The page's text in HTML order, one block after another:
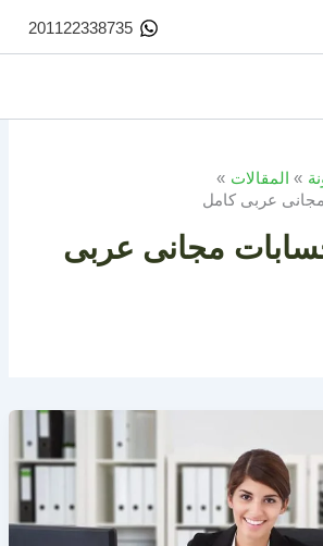
201122338735
المقالات
عربى كامل
مجانى عربى